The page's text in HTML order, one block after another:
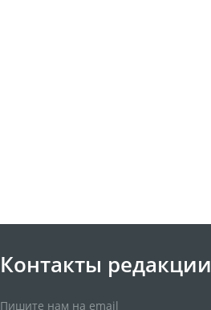
Контакты редакции
Пишите нам на email